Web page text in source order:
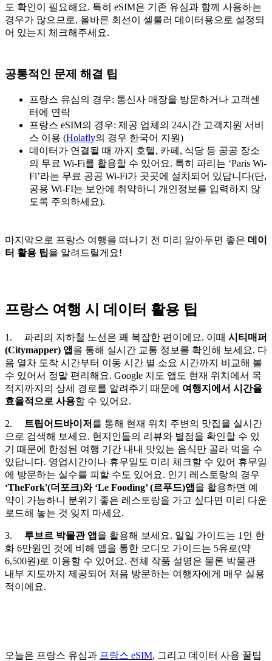
도 확인이 필요해요. 특히 eSIM은 기존 유심과 함께 사용하는
경우가 많으므로, 올바른 회선이 셀룰러 데이터용으로 설정되
어 있는지 체크해주세요.
공통적인 문제 해결 팁
프랑스 유심의 경우: 통신사 매장을 방문하거나 고객센
터에 연락
프랑스 eSIM의 경우: 제공 업체의 24시간 고객지원 서비
스 이용 (Holafly의 경우 한국어 지원)
데이터가 연결될 때 까지 호텔, 카페, 식당 등 공공 장소
의 무료 Wi-Fi를 활용할 수 있어요. 특히 파리는 ‘Paris Wi-
Fi’라는 무료 공공 Wi-Fi가 곳곳에 설치되어 있답니다(단,
공용 Wi-FI는 보안에 취약하니 개인정보를 입력하지 않
도록 주의하세요).
마지막으로 프랑스 여행을 떠나기 전 미리 알아두면 좋은 데이
터 활용 팁을 알려드릴게요!
프랑스 여행 시 데이터 활용 팁
1. 파리의 지하철 노선은 꽤 복잡한 편이에요. 이때 시티매퍼
(Citymapper) 앱 을 통해 실시간 교통 정보를 확인해 보세요. 다
음 열차 도착 시간부터 이동 시간 별 소요 시간까지 비교해 볼
수 있어서 정말 편리해요. Google 지도 앱도 현재 위치에서 목
적지까지의 상세 경로를 알려주기 때문에 여행지에서 시간을
효율적으로 사용할 수 있어요.
2. 트립어드바이저 를 통해 현재 위치 주변의 맛집을 실시간
으로 검색해 보세요. 현지인들의 리뷰와 별점을 확인할 수 있
기 때문에 한정된 여행 기간 내내 맛있는 음식만 골라 먹을 수
있답니다. 영업시간이나 휴무일도 미리 체크할 수 있어 휴무일
에 방문하는 실수를 피할 수도 있어요. 인기 레스토랑의 경우
‘TheFork'(더포크)와 ‘Le Fooding’ (르푸드)앱 을 활용하면 예
약이 가능하니 분위기 좋은 레스토랑을 가고 싶다면 미리 다운
로드해 놓는 것 잊지 마세요.
3. 루브르 박물관 앱 을 활용해 보세요. 일일 가이드는 1인 한
화 6만원인 것에 비해 앱을 통한 오디오 가이드는 5유로(약
6,500원)로 이용할 수 있어요. 전체 작품 설명은 물론 박물관
내부 지도까지 제공되어 처음 방문하는 여행자에게 매우 실용
적이에요.
오늘은 프랑스 유심과 프랑스 eSIM, 그리고 데이터 사용 꿀팁